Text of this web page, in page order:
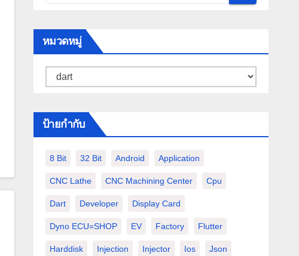
หมวดหมู่
หมวด
ป้ายกำกับ
8 Bit 32 Bit Android Application
CNC Lathe CNC Machining Center Cpu
Dart Developer Display Card
Dyno ECU=SHOP EV Factory Flutter
Harddisk Injection Injector Ios Json